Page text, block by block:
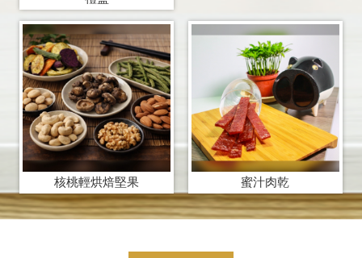
核桃輕烘焙堅果 蜜汁肉乾